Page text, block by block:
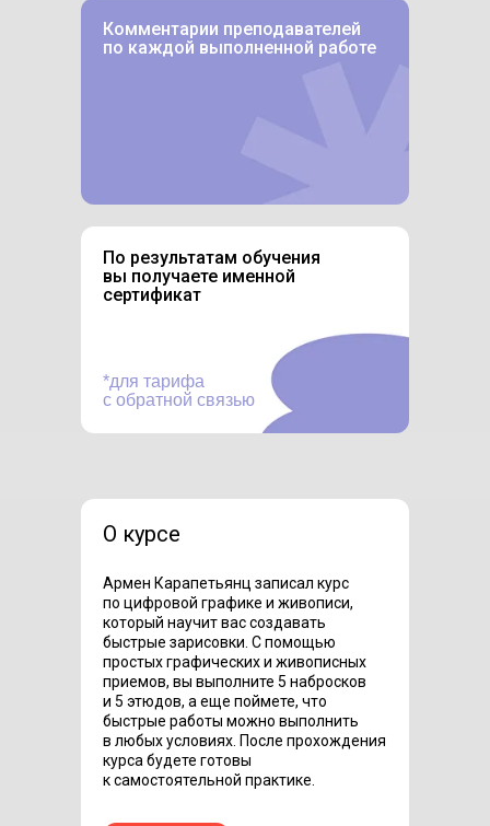
По результатам обучения
вы получаете именной
сертификат
*для тарифа
с обратной связью
Комментарии преподавателей
по каждой выполненной работе
О курсе
Армен Карапетьянц записал курс
по цифровой графике и живописи,
который научит вас создавать
быстрые зарисовки. С помощью
простых графических и живописных
приемов, вы выполните 5 набросков
и 5 этюдов, а еще поймете, что
быстрые работы можно выполнить
в любых условиях. После прохождения
курса будете готовы
к самостоятельной практике.